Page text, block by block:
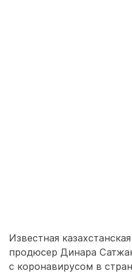
Известная
продюсер Динара
с коронавирусом в